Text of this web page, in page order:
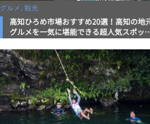
グルメ, 観光
高知ひろめ市場おすすめ20選！高知の地
グルメを一気に堪能できる超人気スポッ